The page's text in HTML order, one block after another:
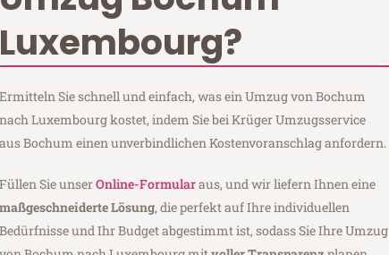
Luxembourg?
Ermitteln Sie schnell und einfach, was ein Umzug von Bochum
nach Luxembourg kostet, indem Sie bei Krüger Umzugsservice
aus Bochum einen unverbindlichen Kostenvoranschlag anfordern.
Füllen Sie unserOnline-Formularaus, und wir liefern Ihnen eine
maßgeschneiderte Lösung, die perfekt auf Ihre individuellen
Bedürfnisse und Ihr Budget abgestimmt ist, sodass Sie Ihre Umzug